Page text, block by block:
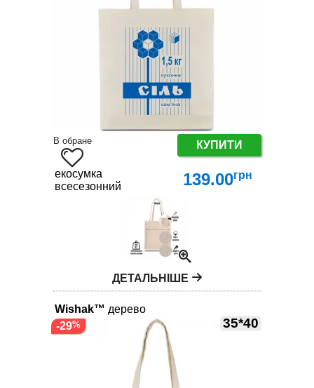
В обране КУПИТИ
екосумка
всесезонний
139.00грн
ДЕТАЛЬНІШЕ
Wishak™ дерево
35*40
-29